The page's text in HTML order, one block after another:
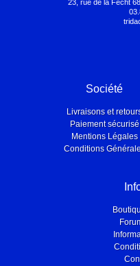
23, rue de la Fecht
Société
Livraisons et
Paiement sécurisé
Mentions Légales
Conditions